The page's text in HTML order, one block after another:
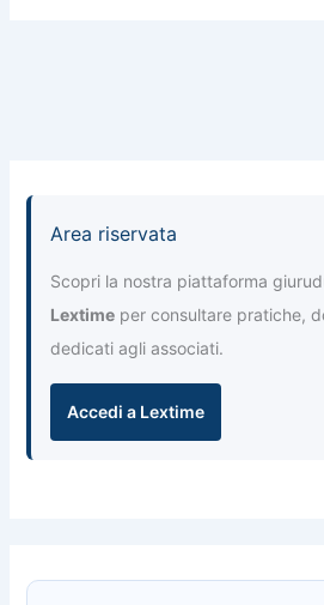
Area riservata
Scopri la nostra piattaforma
Lextime per consultare pratiche,
dedicati agli associati.
Accedi a Lextime